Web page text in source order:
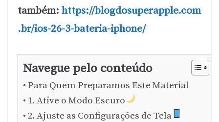
também: https://blogdosuperapple.com
.br/ios-26-3-bateria-iphone/
Navegue pelo conteúdo
Para Quem Preparamos Este Material
1. Ative o Modo Escuro
2. Ajuste as Configurações de Tela